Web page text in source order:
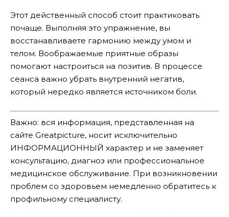
Этот действенный способ стоит практиковать
почаще. Выполняя это упражнение, вы
восстанавливаете гармонию между умом и
телом. Воображаемые приятные образы
помогают настроиться на позитив. В процессе
сеанса важно убрать внутренний негатив,
который нередко является источником боли.
Важно: вся информация, представленная на
сайте Greatpicture, носит исключительно
ИНФОРМАЦИОННЫЙ характер и не заменяет
консультацию, диагноз или профессиональное
медицинское обслуживание. При возникновении
проблем со здоровьем немедленно обратитесь к
профильному специалисту.